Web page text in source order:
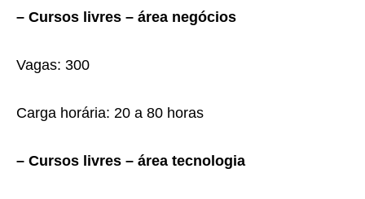
– Cursos livres – área negócios
Vagas: 300
Carga horária: 20 a 80 horas
– Cursos livres – área tecnologia